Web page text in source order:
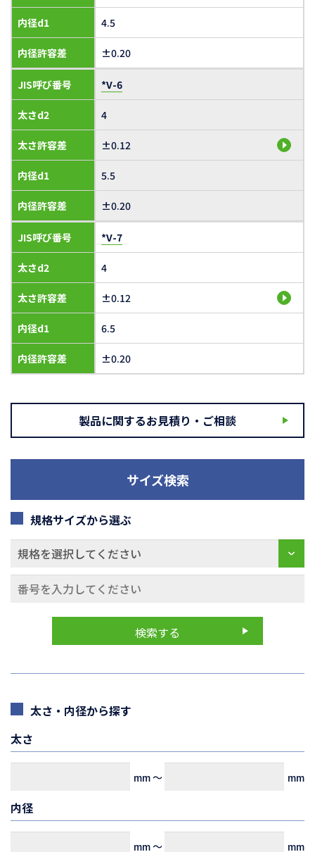
内径d1
内径許容差
4.5
±0.20
JIS呼び番号
太さd2
太さ許容差
内径d1
内径許容差
*V-6
4
±0.12
5.5
±0.20
JIS呼び番号
太さd2
太さ許容差
内径d1
内径許容差
*V-7
4
±0.12
6.5
±0.20
製品に関するお見積り・ご相談
サイズ検索
規格サイズから選ぶ
太さ・内径から探す
太さ
mm～ mm
内径
mm～ mm